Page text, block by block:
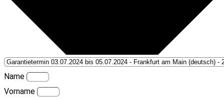
Name
Vorname